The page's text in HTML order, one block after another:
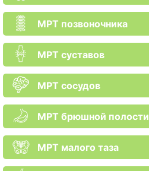
МРТ позвоночника
МРТ суставов
МРТ сосудов
МРТ брюшной полости
МРТ малого таза